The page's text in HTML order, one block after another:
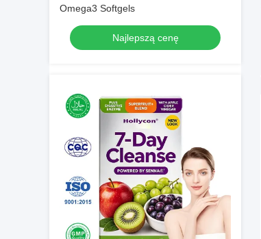
Omega3 Softgels
Najlepszą cenę